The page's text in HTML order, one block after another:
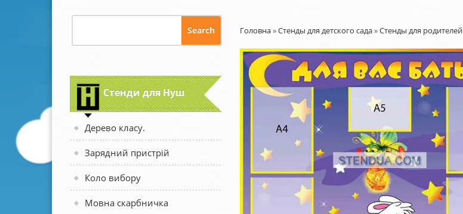
Стенди для Нуш
Дерево класу.
Зарядний пристрій
Коло вибору
Мовна скарбничка
Головна»Стенды для детского сада»Стенды для родителей